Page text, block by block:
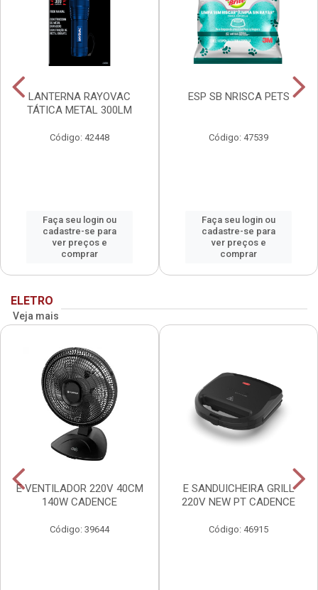
LANTERNA RAYOVAC
TÁTICA METAL 300LM
Código: 42448
Faça seu login ou
cadastre-se para
ver preços e
comprar
ESP SB NRISCA PETS
Código: 47539
Faça seu login ou
cadastre-se para
ver preços e
comprar
ELETRO
Veja mais
E VENTILADOR 220V 40CM
140W CADENCE
Código: 39644
E SANDUICHEIRA GRILL
220V NEW PT CADENCE
Código: 46915